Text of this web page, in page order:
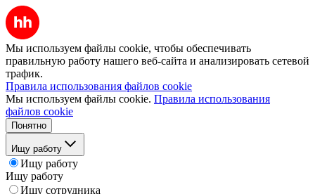
Мы используем файлы cookie, чтобы обеспечивать
правильную работу нашего веб-сайта и анализировать сетевой
трафик.
Правила использования файлов cookie
Мы используем файлы cookie. Правила использования
файлов cookie
Понятно
Ищу работу
Ищу работу
Ищу работу
Ищу сотрудника